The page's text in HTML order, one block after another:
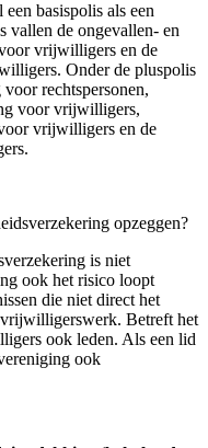
basispolis als een
vallen de ongevallen- en
vrijwilligers en de
Onder de pluspolis
rechtspersonen,
voor vrijwilligers,
vrijwilligers en de
opzeggen?
is niet
ook het risico loopt
die niet direct het
Betreft het
ook leden. Als een lid
ook